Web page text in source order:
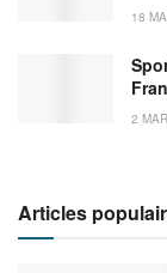
18
2
Articles